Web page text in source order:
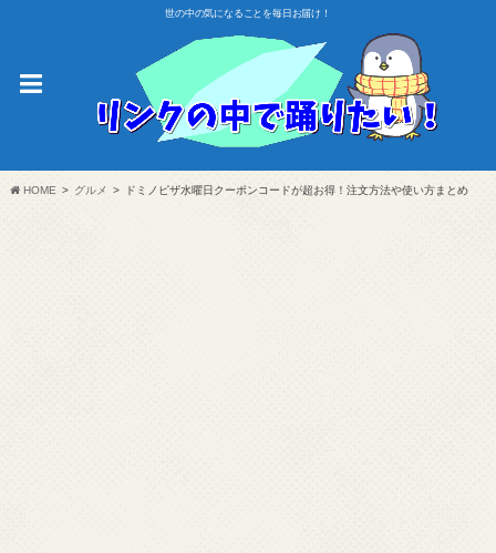
世の中の気になることを毎日お届け！
HOME グルメ ドミノピザ水曜日クーポンコードが超お得！注文方法や使い方まとめ